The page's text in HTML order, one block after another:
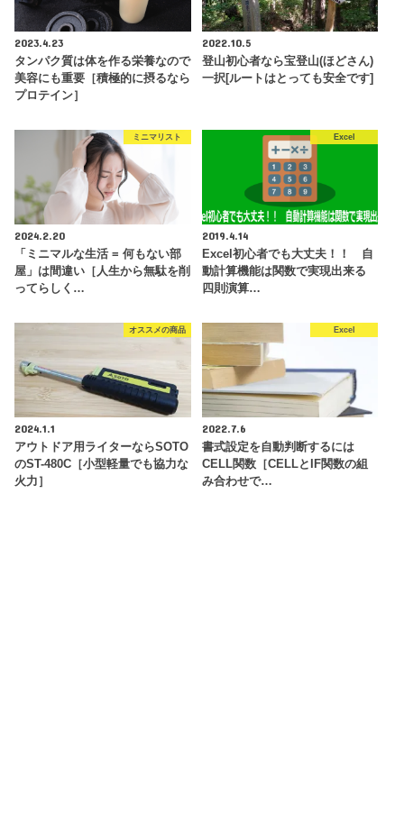
2023.4.23
タンパク質は体を作る栄養なので
美容にも重要［積極的に摂るなら
プロテイン］
2022.10.5
登山初心者なら宝登山(ほどさん)
一択[ルートはとっても安全です]
ミニマリスト
2024.2.20
「ミニマルな生活 = 何もない部
屋」は間違い［人生から無駄を削
ってらしく…
Excel
2019.4.14
Excel初心者でも大丈夫！！ 自
動計算機能は関数で実現出来る
四則演算…
オススメの商品
2024.1.1
アウトドア用ライターならSOTO
のST-480C［小型軽量でも協力な
火力］
Excel
2022.7.6
書式設定を自動判断するには
CELL関数［CELLとIF関数の組
み合わせで…